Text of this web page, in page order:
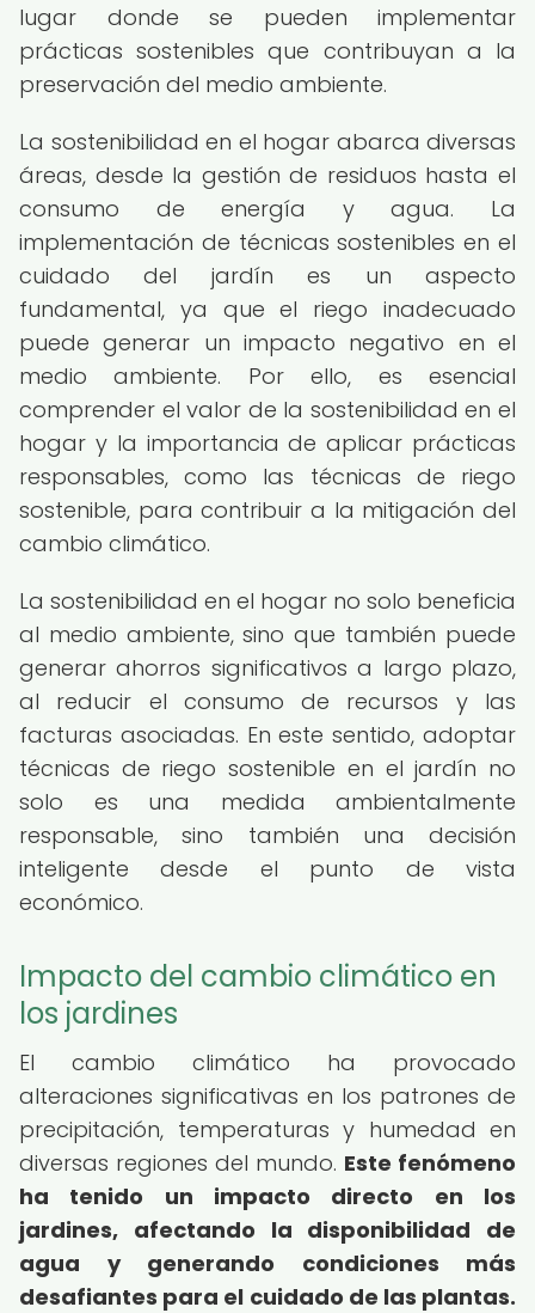
lugar donde se pueden implementar
prácticas sostenibles que contribuyan a la
preservación del medio ambiente.
La sostenibilidad en el hogar abarca diversas
áreas, desde la gestión de residuos hasta el
consumo de energía y agua. La
implementación de técnicas sostenibles en el
cuidado del jardín es un aspecto
fundamental, ya que el riego inadecuado
puede generar un impacto negativo en el
medio ambiente. Por ello, es esencial
comprender el valor de la sostenibilidad en el
hogar y la importancia de aplicar prácticas
responsables, como las técnicas de riego
sostenible, para contribuir a la mitigación del
cambio climático.
La sostenibilidad en el hogar no solo beneficia
al medio ambiente, sino que también puede
generar ahorros significativos a largo plazo,
al reducir el consumo de recursos y las
facturas asociadas. En este sentido, adoptar
técnicas de riego sostenible en el jardín no
solo es una medida ambientalmente
responsable, sino también una decisión
inteligente desde el punto de vista
económico.
Impacto del cambio climático en
los jardines
El cambio climático ha provocado
alteraciones significativas en los patrones de
precipitación, temperaturas y humedad en
diversas regiones del mundo. Este fenómeno
ha tenido un impacto directo en los
jardines, afectando la disponibilidad de
agua y generando condiciones más
desafiantes para el cuidado de las plantas.